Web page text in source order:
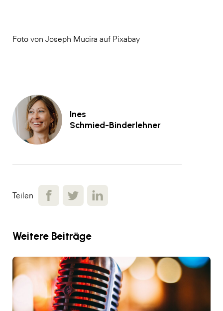
Foto von Joseph Mucira auf Pixabay
Ines
Schmied-Binderlehner
Teilen
Weitere Beiträge